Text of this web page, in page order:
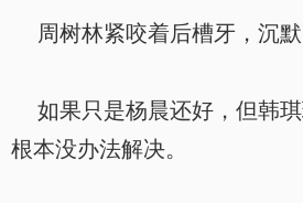
周树林紧咬着后槽牙，沉默
如果只是杨晨还好，但韩
根本没办法解决。